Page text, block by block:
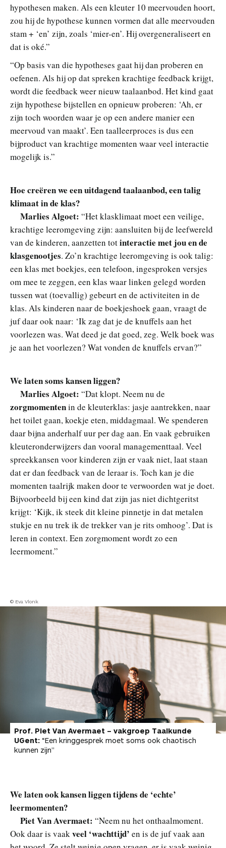
hypothesen maken. Als een kleuter 10 meervouden hoort,
zou hij de hypothese kunnen vormen dat alle meervouden
stam + ‘en’ zijn, zoals ‘mier-en’. Hij overgeneraliseert en
dat is oké.”
“Op basis van die hypotheses gaat hij dan proberen en
oefenen. Als hij op dat spreken krachtige feedback krijgt,
wordt die feedback weer nieuw taalaanbod. Het kind gaat
zijn hypothese bijstellen en opnieuw proberen: ‘Ah, er
zijn toch woorden waar je op een andere manier een
meervoud van maakt’. Een taalleerproces is dus een
bijproduct van krachtige momenten waar veel interactie
mogelijk is.”
Hoe creëren we een uitdagend taalaanbod, een talig
klimaat in de klas?
Marlies Algoet: “Het klasklimaat moet een veilige,
krachtige leeromgeving zijn: aansluiten bij de leefwereld
van de kinderen, aanzetten totinteractie met jou en de
klasgenootjes. Zo’n krachtige leeromgeving is ook talig:
een klas met boekjes, een telefoon, ingesproken versjes
om mee te zeggen, een klas waar linken gelegd worden
tussen wat (toevallig) gebeurt en de activiteiten in de
klas. Als kinderen naar de boekjeshoek gaan, vraagt de
juf daar ook naar: ‘Ik zag dat je de knuffels aan het
voorlezen was. Wat deed je dat goed, zeg. Welk boek was
je aan het voorlezen? Wat vonden de knuffels ervan?”
We laten soms kansen liggen?
Marlies Algoet: “Dat klopt. Neem nu de
zorgmomentenin de kleuterklas: jasje aantrekken, naar
het toilet gaan, koekje eten, middagmaal. We spenderen
daar bijna anderhalf uur per dag aan. En vaak gebruiken
kleuteronderwijzers dan vooral managementtaal. Veel
spreekkansen voor kinderen zijn er vaak niet, laat staan
dat er dan feedback van de leraar is. Toch kan je die
momenten taalrijk maken door te verwoorden wat je doet.
Bijvoorbeeld bij een kind dat zijn jas niet dichtgeritst
krijgt: ‘Kijk, ik steek dit kleine pinnetje in dat metalen
stukje en nu trek ik de trekker van je rits omhoog’. Dat is
leren in context. Een zorgmoment wordt zo een
leermoment.”
© Eva Vlonk
Prof. Piet Van Avermaet – vakgroep Taalkunde
UGent: “Een kringgesprek moet soms ook chaotisch
kunnen zijn”
We laten ook kansen liggen tijdens de ‘echte’
leermomenten?
Piet Van Avermaet: “Neem nu het onthaalmoment.
Ook daar is vaakveel ‘wachttijd’ en is de juf vaak aan